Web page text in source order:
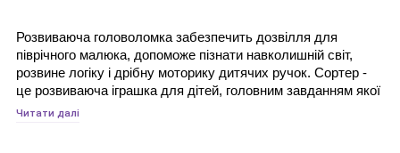
Розвиваюча головоломка забезпечить дозвілля для
піврічного малюка, допоможе пізнати навколишній світ,
розвине логіку і дрібну моторику дитячих ручок. Сортер -
це розвиваюча іграшка для дітей, головним завданням якої
є сортування предметів за різними ознаками. Це перша
Читати далі